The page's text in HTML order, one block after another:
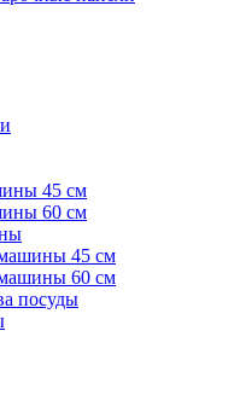
45 см
60 см
45 см
60 см
посуды